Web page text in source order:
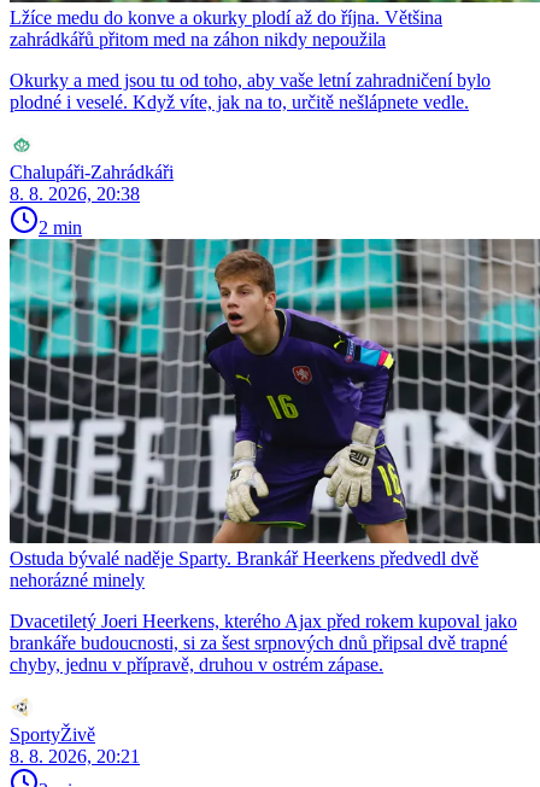
Lžíce medu do konve a okurky plodí až do října. Většina
zahrádkářů přitom med na záhon nikdy nepoužila
Okurky a med jsou tu od toho, aby vaše letní zahradničení bylo
plodné i veselé. Když víte, jak na to, určitě nešlápnete vedle.
Chalupáři-Zahrádkáři
8. 8. 2026, 20:38
2 min
Ostuda bývalé naděje Sparty. Brankář Heerkens předvedl dvě
nehorázné minely
Dvacetiletý Joeri Heerkens, kterého Ajax před rokem kupoval jako
brankáře budoucnosti, si za šest srpnových dnů připsal dvě trapné
chyby, jednu v přípravě, druhou v ostrém zápase.
SportyŽivě
8. 8. 2026, 20:21